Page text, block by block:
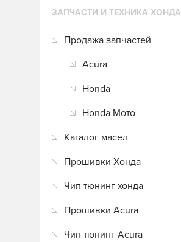
ЗАПЧАСТИ И ТЕХНИКА ХОНДА
Продажа запчастей
Acura
Honda
Honda Мото
Каталог масел
Прошивки Хонда
Чип тюнинг хонда
Прошивки Acura
Чип тюнинг Acura